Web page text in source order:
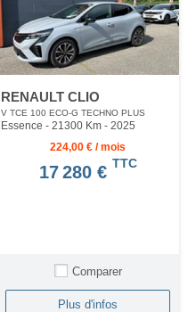
RENAULT CLIO
V TCE 100 ECO-G TECHNO PLUS
Essence - 21300 Km- 2025
224,00 € / mois
17 280 € TTC
Comparer
Plus d'infos